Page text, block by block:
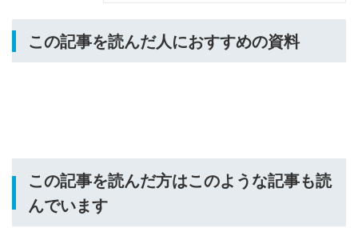
この記事を読んだ人におすすめの資料
この記事を読んだ方はこのような記事も読
んでいます